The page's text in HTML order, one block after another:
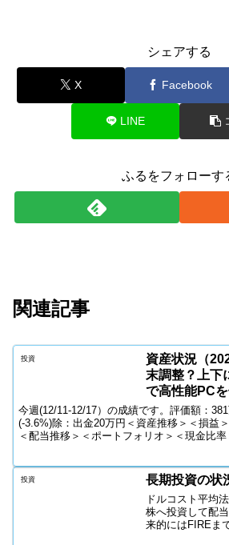
シェアする
X Facebook
LINE
ふるをフォローす
関連記事
投資
資産状況（
末調整？上
で高性能PC
今週(12/11-12/17）の成績です。評価額：
(-3.6%)除：出金20万円＜資産推移＞＜損益
＜配当推移＞＜ポートフォリオ＞＜現金比
投資 長期投資の状
ドルコスト平均
株へ投資して配
来的にはFIREま
投資の有利性を